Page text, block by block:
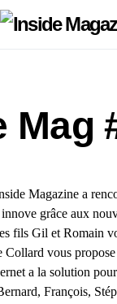
Mag
Magazine a
grâce aux
fils Gil et Romain
vous
a la solution
François,